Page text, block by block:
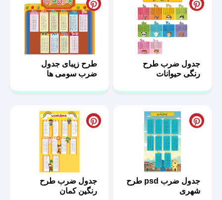
جدول ضرب طرح
رنگی حیوانات
طرح زیبای جدول
ضرب سومی ها
جدول ضرب psd طرح
شهری
جدول ضرب طرح
رنگین کمان